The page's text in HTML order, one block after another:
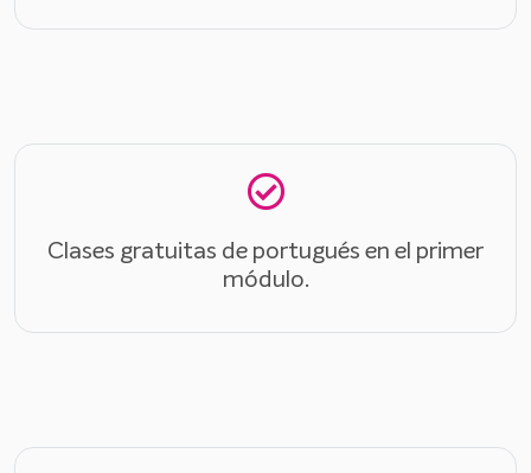
Clases gratuitas de portugués en el primer
módulo.